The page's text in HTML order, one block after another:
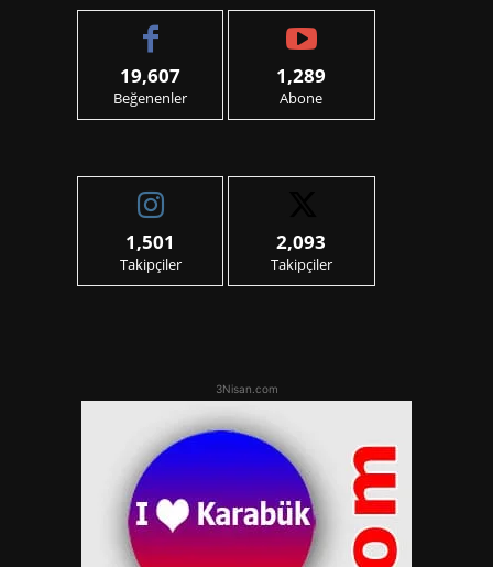
19,607
Beğenenler
1,289
Abone
1,501
Takipçiler
2,093
Takipçiler
3Nisan.com